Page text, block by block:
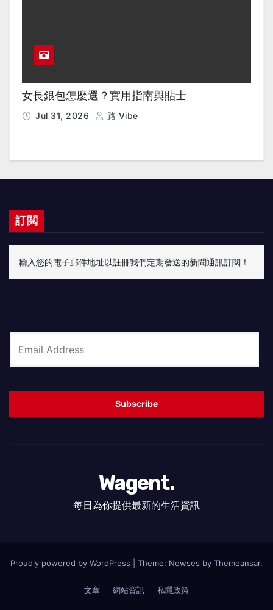
女長銀包怎麼選？實用指南與貼士
Jul 31, 2026 路 Vibe
訂閲
輸入您的電子郵件地址以註冊我們定期發送的新聞通訊訂閱！
i
Subscribe
Wagent.
每日為你提供最新的生活資訊
Proudly powered by WordPress Theme: Newses by Themeansar.
文章 網站資訊 私隱政策